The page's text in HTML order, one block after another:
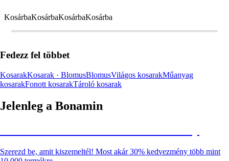
KosárbaKosárbaKosárbaKosárba
Fedezz fel többet
KosarakKosarak · BlomusBlomusVilágos kosarakMűanyag
kosarakFonott kosarakTároló kosarak
Jelenleg a Bonamin
Szerezd be, amit kiszemeltél! Most akár 30% kedvezmény több mint